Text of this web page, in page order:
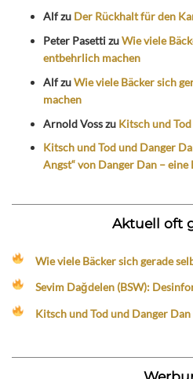
Alfzu Der Rückhalt für den
Peter PasettizuWie viele
entbehrlich machen
AlfzuWie viele Bäcker sich
machen
Arnold Vosszu Kitsch und
Kitsch und Tod und Danger
Angst“ von Danger Dan –
Aktuell oft
Wie viele Bäcker sich gerade
Sevim Dağdelen (BSW):
Kitsch und Tod und Danger Dan